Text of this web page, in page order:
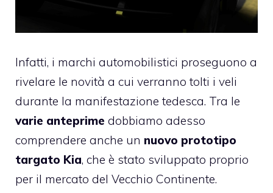
Infatti, i marchi automobilistici proseguono a
rivelare le novità a cui verranno tolti i veli
durante la manifestazione tedesca. Tra le
varie anteprime dobbiamo adesso
comprendere anche un nuovo prototipo
targato Kia, che è stato sviluppato proprio
per il mercato del Vecchio Continente.